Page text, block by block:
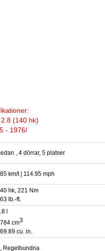
(140 hk)
- 1976/
, 4 dörrar, 5 platser
km/t | 114.95 mph
hk, 221 Nm
lb.-ft.
l
cm3
cu. in.
Regelbundna